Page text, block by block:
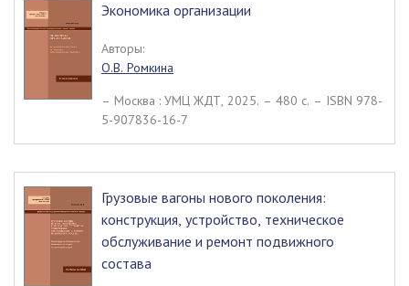
Экономика организации
Авторы:
О.В. Ромкина
– Москва : УМЦ ЖДТ, 2025. – 480 c. – ISBN 978-
5-907836-16-7
Грузовые вагоны нового поколения:
конструкция, устройство, техническое
обслуживание и ремонт подвижного
состава